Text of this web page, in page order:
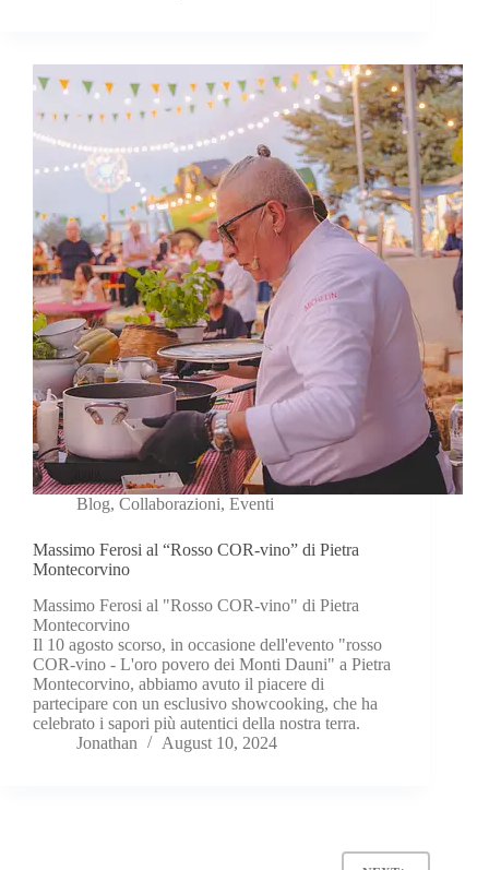
Blog, Collaborazioni, Eventi
Massimo Ferosi al “Rosso COR-vino” di Pietra
Montecorvino
Massimo Ferosi al "Rosso COR-vino" di Pietra
Montecorvino
Il 10 agosto scorso, in occasione dell'evento "rosso
COR-vino - L'oro povero dei Monti Dauni" a Pietra
Montecorvino, abbiamo avuto il piacere di
partecipare con un esclusivo showcooking, che ha
celebrato i sapori più autentici della nostra terra.
Jonathan
August 10, 2024